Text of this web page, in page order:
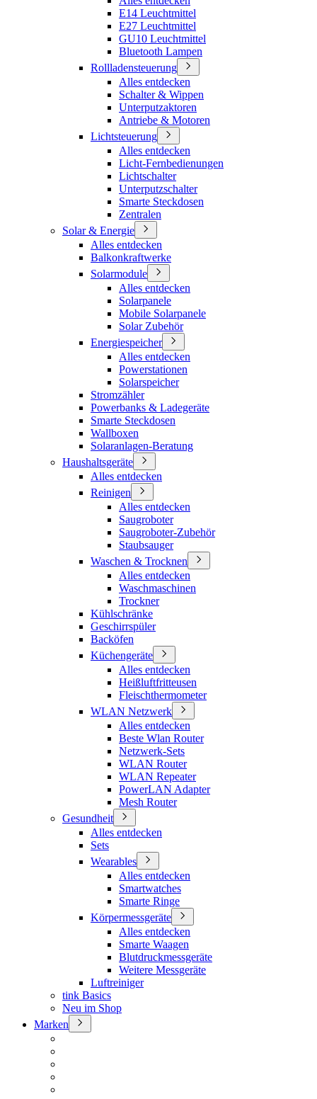
E14 Leuchtmittel
E27 Leuchtmittel
GU10 Leuchtmittel
Bluetooth Lampen
Rollladensteuerung
Alles entdecken
Schalter & Wippen
Unterputzaktoren
Antriebe & Motoren
Lichtsteuerung
Alles entdecken
Licht-Fernbedienungen
Lichtschalter
Unterputzschalter
Smarte Steckdosen
Zentralen
Solar & Energie
Alles entdecken
Balkonkraftwerke
Solarmodule
Alles entdecken
Solarpanele
Mobile Solarpanele
Solar Zubehör
Energiespeicher
Alles entdecken
Powerstationen
Solarspeicher
Stromzähler
Powerbanks & Ladegeräte
Smarte Steckdosen
Wallboxen
Solaranlagen-Beratung
Haushaltsgeräte
Alles entdecken
Reinigen
Alles entdecken
Saugroboter
Saugroboter-Zubehör
Staubsauger
Waschen & Trocknen
Alles entdecken
Waschmaschinen
Trockner
Kühlschränke
Geschirrspüler
Backöfen
Küchengeräte
Alles entdecken
Heißluftfritteusen
Fleischthermometer
WLAN Netzwerk
Alles entdecken
Beste Wlan Router
Netzwerk-Sets
WLAN Router
WLAN Repeater
PowerLAN Adapter
Mesh Router
Gesundheit
Alles entdecken
Sets
Wearables
Alles entdecken
Smartwatches
Smarte Ringe
Körpermessgeräte
Alles entdecken
Smarte Waagen
Blutdruckmessgeräte
Weitere Messgeräte
Luftreiniger
tink Basics
Neu im Shop
Marken